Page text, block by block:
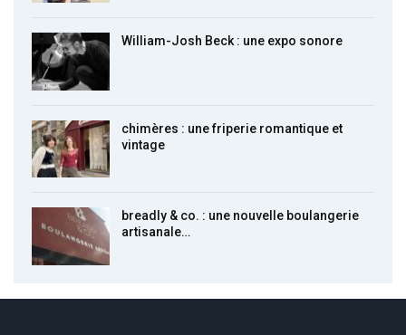
William-Josh Beck : une expo sonore
chimères : une friperie romantique et
vintage
breadly & co. : une nouvelle boulangerie
artisanale…